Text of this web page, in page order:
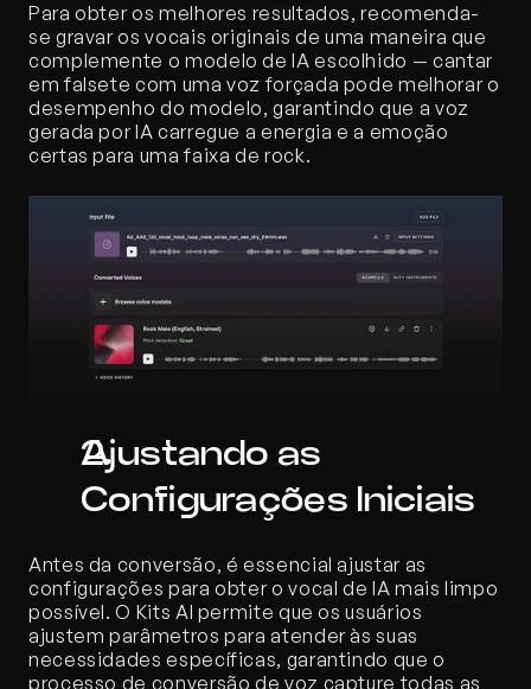
Para obter os melhores resultados, recomenda-
se gravar os vocais originais de uma maneira que
complemente o modelo de IA escolhido — cantar
em falsete com uma voz forçada pode melhorar o
desempenho do modelo, garantindo que a voz
gerada por IA carregue a energia e a emoção
certas para uma faixa de rock.
Ajustando as
Configurações Iniciais
Antes da conversão, é essencial ajustar as
configurações para obter o vocal de IA mais limpo
possível. O Kits AI permite que os usuários
ajustem parâmetros para atender às suas
necessidades específicas, garantindo que o
processo de conversão de voz capture todas as